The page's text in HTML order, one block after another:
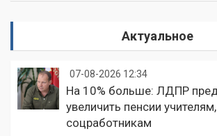
Актуальное
07-08-2026 12:34
На 10% больше: ЛДПР
увеличить пенсии
соцработникам